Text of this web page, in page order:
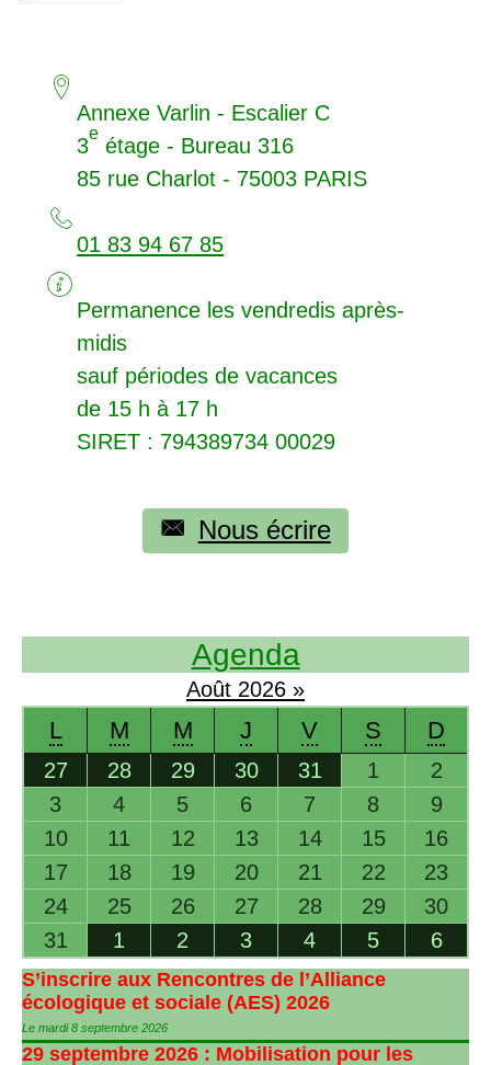
Annexe Varlin - Escalier C
3
e
étage - Bureau 316
85 rue Charlot - 75003 PARIS
01 83 94 67 85
Permanence les vendredis après-
midis
sauf périodes de vacances
de 15 h à 17 h
SIRET: 794389734 00029
Nous écrire
Agenda
Août 2026 »
L M M J V S D
27 28 29 30 31 1
2
3
4 5 6 7 8
9
10
11 12 13 14 15
16
17
18 19 20 21 22
23
24
25 26 27 28 29
30
31
1 2 3 4 5 6
S’inscrire aux Rencontres de l’Alliance
écologique et sociale (AES) 2026
Le mardi 8 septembre 2026
29 septembre 2026 : Mobilisation pour les